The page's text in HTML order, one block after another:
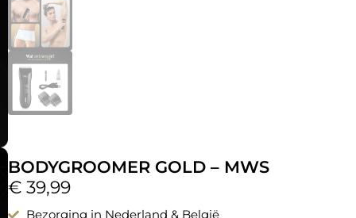
BODYGROOMER GOLD – MWS
€ 39,99
Bezorging in Nederland & België